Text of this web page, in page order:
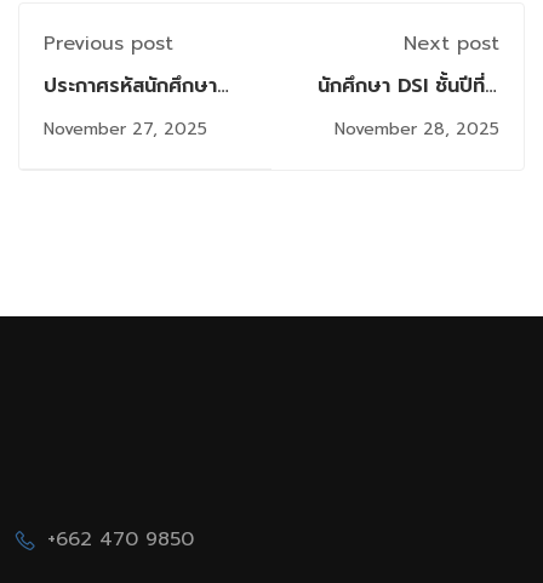
Previous post
ประกาศรหัสนักศึกษา
และผังสอบ
Comprehensive
November 27, 2025
Next post
นักศึกษา DSI ชั้นปีที่ 1
ศึกษาดูงาน บริษัท พรี
โมเวิร์ล จำกัด เจาะลึก
November 28, 2025
+662 470 9850